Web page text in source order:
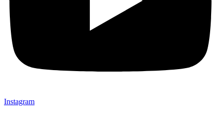
Instagram